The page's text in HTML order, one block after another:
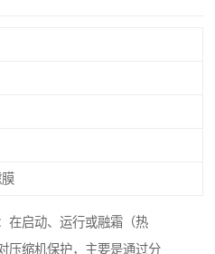
在启动、运行或融霜（热
压缩机保护，主要是通过分